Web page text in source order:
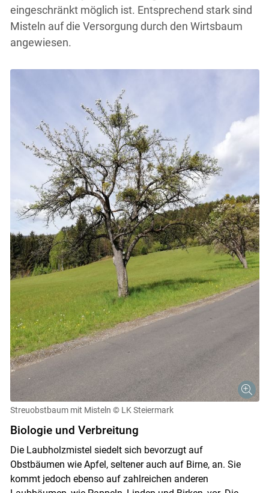
eingeschränkt möglich ist. Entsprechend stark sind
Misteln auf die Versorgung durch den Wirtsbaum
angewiesen.
Streuobstbaum mit Misteln © LK Steiermark
Biologie und Verbreitung
Die Laubholzmistel siedelt sich bevorzugt auf
Obstbäumen wie Apfel, seltener auch auf Birne, an. Sie
kommt jedoch ebenso auf zahlreichen anderen